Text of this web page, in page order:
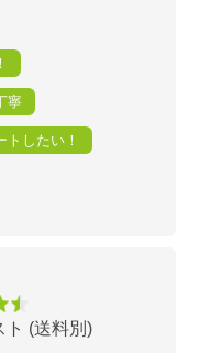
寧
トしたい！
ト (送料別)